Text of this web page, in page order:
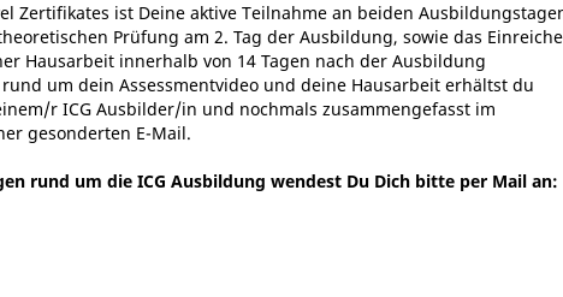
Zertifikates ist Deine aktive Teilnahme an beiden
Prüfung am 2. Tag der Ausbildung, sowie das
Hausarbeit innerhalb von 14 Tagen nach der Ausbildung
um dein Assessmentvideo und deine Hausarbeit erhältst du
r ICG Ausbilder/in und nochmals zusammengefasst im
gesonderten E-Mail.
rund um die ICG Ausbildung wendest Du Dich bitte per Mail an: